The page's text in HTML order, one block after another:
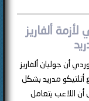
ألفاريز
أن جوليان ألفاريز
أتلتيكو مدريد بشكل
اللاعب يتعامل